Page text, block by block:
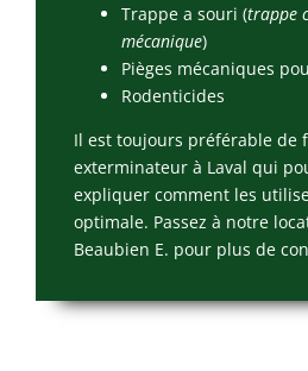
Trappe a souri (trappe
mécanique)
Pièges mécaniques
Rodenticides
Il est toujours préférable de
exterminateur à Laval qui
expliquer comment les
optimale. Passez à notre
Beaubien E. pour plus de